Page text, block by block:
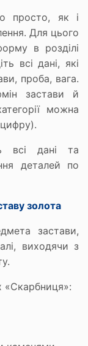
просто, як і
Для цього
в розділі
всі дані, які
проба, вага.
застави й
можна
всі дані та
деталей по
золота
застави,
виходячи з
«Скарбниця»: